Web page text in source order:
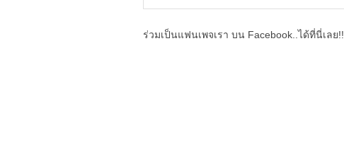
ร่วมเป็นแฟนเพจเรา บน Facebook..ได้ที่นี่เลย!!